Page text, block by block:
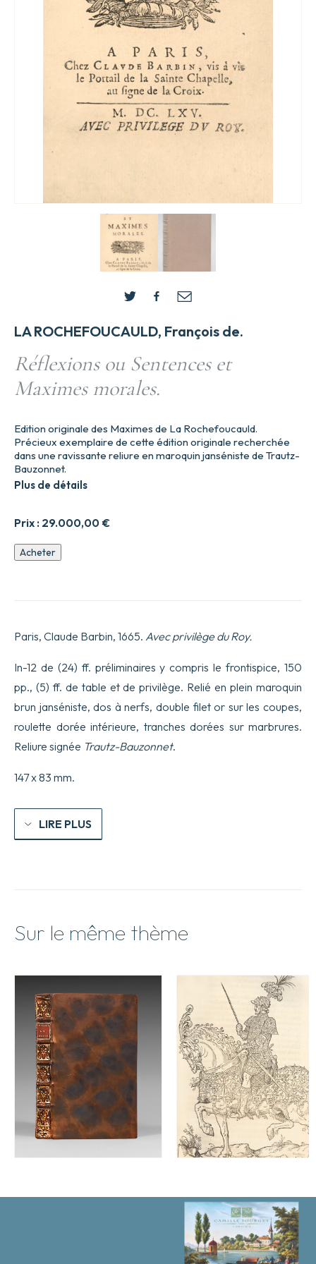
LA ROCHEFOUCAULD, François de.
Réflexions ou Sentences et
Maximes morales.
Prix : 29.000,00 €
Edition originale des Maximes de La Rochefoucauld.
Précieux exemplaire de cette édition originale recherchée
dans une ravissante reliure en maroquin janséniste de Trautz-
Bauzonnet.
Plus de détails
quantité
de
morales.
Acheter
Paris, Claude Barbin, 1665. Avec privilège du Roy.
In-12 de (24) ff. préliminaires y compris le frontispice, 150
pp., (5) ff. de table et de privilège. Relié en plein maroquin
brun janséniste, dos à nerfs, double filet or sur les coupes,
roulette dorée intérieure, tranches dorées sur marbrures.
Reliure signée Trautz-Bauzonnet.
147 x 83 mm.
LIRE PLUS
Sur le même thème